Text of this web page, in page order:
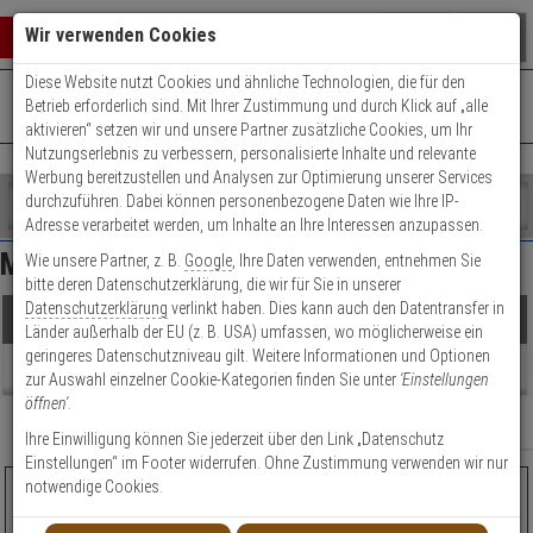
Warenkorb schließen
0 ARTIKEL IM WARENKORB
Ihr Warenkorb ist momentan leer.
Ergebnisse (2) Fertig
Preis Filter ( 2)
€ €
Modell / Serie
Einsatzbereich
Shop
durchsuchen
Bitte
geben
Sie
mindestens
Zeichen
ein,
um
Suche
Es
wurde
noch
Kategorien
Suche
gestartet
+49 (0)821 899 493-0Mo. - Do.: 8:00 - 16:30 | Fr.: 8:00 - 14:00 Uhr
Kontaktservice nutzen
Mobotix Hemispheric Kameras
Produkte
Beratung
Filter anzeigen
Mobotix MOVE 12MP Vandal Hemispheric
Wir verwenden Cookies
Diese Website nutzt Cookies und ähnliche Technologien, die für den
Betrieb erforderlich sind. Mit Ihrer Zustimmung und durch Klick auf „alle
aktivieren“ setzen wir und unsere Partner zusätzliche Cookies, um Ihr
Nutzungserlebnis zu verbessern, personalisierte Inhalte und relevante
Werbung bereitzustellen und Analysen zur Optimierung unserer Services
durchzuführen. Dabei können personenbezogene Daten wie Ihre IP-
Adresse verarbeitet werden, um Inhalte an Ihre Interessen anzupassen.
Wie unsere Partner, z. B. Google , Ihre Daten verwenden, entnehmen Sie
bitte deren Datenschutzerklärung, die wir für Sie in unserer
Datenschutzerklärung verlinkt haben. Dies kann auch den Datentransfer in
Länder außerhalb der EU (z. B. USA) umfassen, wo möglicherweise ein
geringeres Datenschutzniveau gilt. Weitere Informationen und Optionen
zur Auswahl einzelner Cookie-Kategorien finden Sie unter 'Einstellungen
öffnen'.
Ihre Einwilligung können Sie jederzeit über den Link „Datenschutz
Einstellungen“ im Footer widerrufen. Ohne Zustimmung verwenden wir nur
notwendige Cookies.